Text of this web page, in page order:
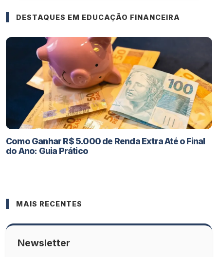
DESTAQUES EM EDUCAÇÃO FINANCEIRA
Como Ganhar R$ 5.000 de Renda Extra Até o Final
do Ano: Guia Prático
MAIS RECENTES
Newsletter